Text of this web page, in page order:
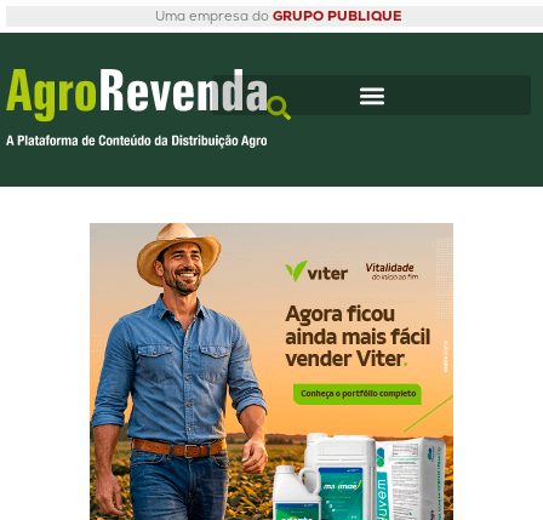
Uma empresa do GRUPO PUBLIQUE